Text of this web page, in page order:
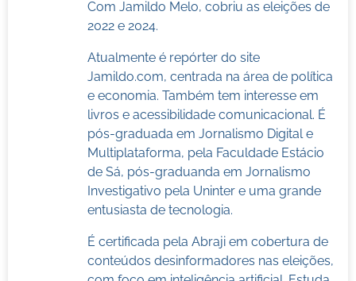
Com Jamildo Melo, cobriu as eleições de
2022 e 2024.
Atualmente é repórter do site
Jamildo.com, centrada na área de política
e economia. Também tem interesse em
livros e acessibilidade comunicacional. É
pós-graduada em Jornalismo Digital e
Multiplataforma, pela Faculdade Estácio
de Sá, pós-graduanda em Jornalismo
Investigativo pela Uninter e uma grande
entusiasta de tecnologia.
É certificada pela Abraji em cobertura de
conteúdos desinformadores nas eleições,